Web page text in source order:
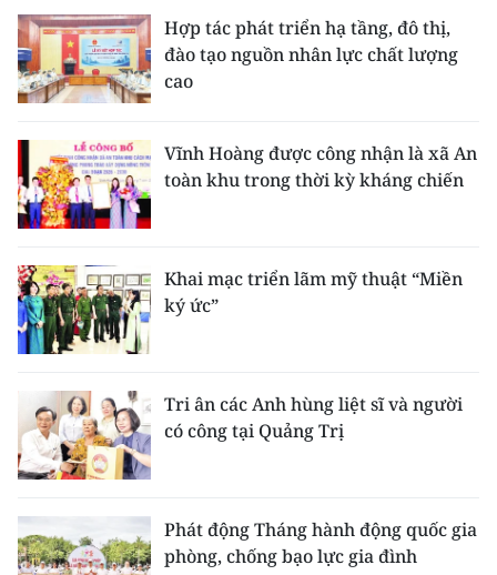
Hợp tác phát triển hạ tầng, đô thị,
đào tạo nguồn nhân lực chất lượng
cao
Vĩnh Hoàng được công nhận là xã An
toàn khu trong thời kỳ kháng chiến
Khai mạc triển lãm mỹ thuật “Miền
ký ức”
Tri ân các Anh hùng liệt sĩ và người
có công tại Quảng Trị
Phát động Tháng hành động quốc gia
phòng, chống bạo lực gia đình